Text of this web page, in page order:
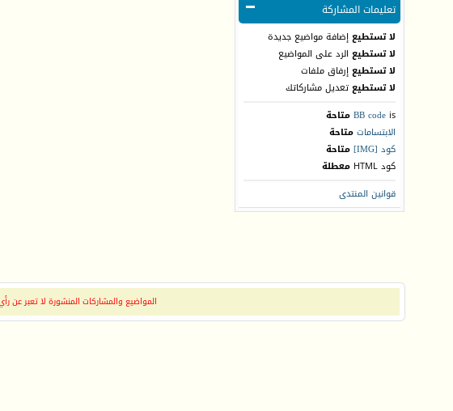
تعليمات المشاركة
لا تستطيعإضافة مواضيع جديدة
لا تستطيع الرد على المواضيع
لا تستطيعإرفاق ملفات
لا تستطيعتعديل مشاركاتك
BB code is
متاحة
الابتساماتمتاحة
كود [IMG]
متاحة
كود HTML
معطلة
قوانين المنتدى
المواضيع والمشاركات المنشورة لا تعبر عن